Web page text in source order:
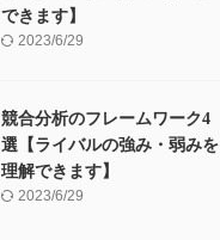
できます】
2023/6/29
競合分析のフレームワーク4
選【ライバルの強み・弱みを
理解できます】
2023/6/29